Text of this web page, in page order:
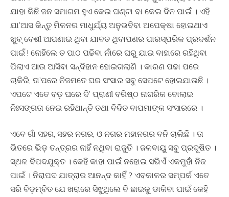
ଯାହା କିଛି ଜନ ସମାଗମ ହୁଏ କେଇ ଘଣ୍ଟା ବା କେଇ ଦିନ ପାଇଁ । ଏହି
ଯା’ଆସ କିନ୍ତୁ ମିଳନର ମାଧୁର୍ଯ୍ୟ ଅନୁଭବିବା ଅପେକ୍ଷା ହୋଇଥାଏ
ଖୁବ୍ ବେଶୀ ଆପଣାଇ ଥିବା ଯାବତ ଥିବାପଣର ପାରସ୍ପରିକ ପ୍ରଦର୍ଶନ
ପାଇଁ ! ନୋହିଲେ ତ ପାଠ ପଢିବା ନାଁରେ ଘରୁ ଯାଇ ବାହାରେ ରହିଥିବା
ପିଲାଏ ଆଉ ଆସିବା ସନ୍ଦିହାନ ହୋଇଗଲାଣି । କାରଣ ପଢା ପରେ
ଚାକିରି, ତା’ପରେ ନିଜମତେ ଘର ସଂସାର ସବୁ ସେପଟେ ହୋଇଯାଉଛି ।
ଏପଟେ ଏତେ ବଡ଼ ଘରେ ଦି’ ପ୍ରାଣୀ ବରିଷ୍ଠ ନାଗରିକ ବୋଲାଇ
ନିଃସଙ୍ଗତା ନେଇ ରହିଥାନ୍ତି ତଥା ବିଦିତ ବାପମାଙ୍କ ସଂସାରରେ ।
ଏବେ ଗାଁ ସହର, ସହର ନଗର, ଓ ନଗର ମହାନଗର ବନି ଚାଲିଛି । ତା
ଭିତରେ ଭିଡ଼ ତନ୍ତ୍ରର ନାହିଁ ନଥିବା ରାଜୁତି । ଜଳବାୟୁ ସବୁ ପ୍ରଦୂଷିତ ।
ସ୍ଥଳ ବିପଦଯୁକ୍ତ । କେହି କାହା ପାଇଁ ନହୋଇ ସଭିଏଁ ଏକମୁହାଁ ନିଜ
ପାଇଁ । ନିରାପଦ ଯାତ୍ରାର ଆନନ୍ଦ କାହିଁ ? ଏବକାଳର ସମ୍ପର୍କ ଏତେ
ସରି ବିଡ଼ମ୍ବିତ ଯେ ଖରାରେ ସିଝୁଥିଲେ ବି ଛାଇକୁ ଡାକିବା ପାଇଁ କେହି